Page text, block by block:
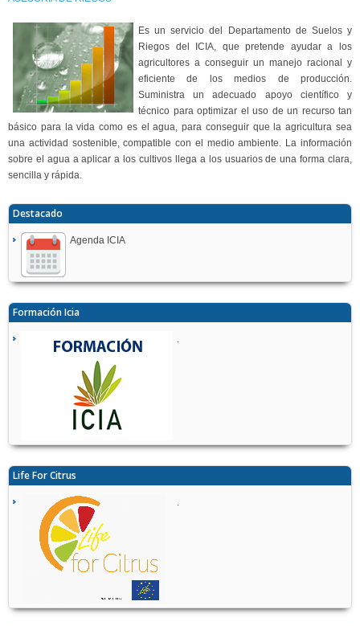
Es un servicio del Departamento de Suelos y
Riegos del ICIA, que pretende ayudar a los
agricultores a conseguir un manejo racional y
eficiente de los medios de producción.
Suministra un adecuado apoyo científico y
técnico para optimizar el uso de un recurso tan
básico para la vida como es el agua, para conseguir que la agricultura sea
una actividad sostenible, compatible con el medio ambiente. La información
sobre el agua a aplicar a los cultivos llega a los usuarios de una forma clara,
sencilla y rápida.
Destacado
Agenda ICIA
Formación Icia
Life For Citrus